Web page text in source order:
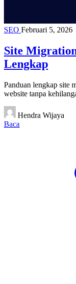
SEO Februari 5, 2026
Site
Lengkap
Panduan lengkap site
website tanpa
Hendra Wijaya
Baca